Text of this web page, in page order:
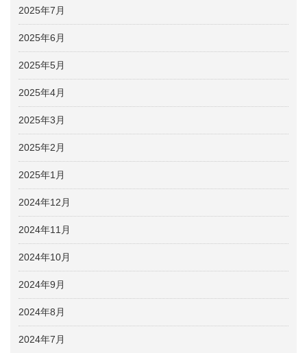
2025年7月
2025年6月
2025年5月
2025年4月
2025年3月
2025年2月
2025年1月
2024年12月
2024年11月
2024年10月
2024年9月
2024年8月
2024年7月